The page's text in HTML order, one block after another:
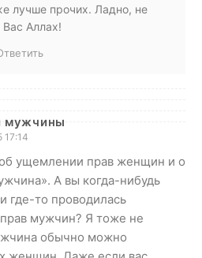
лучше прочих. Ладно, не
Аллах!
мужчины
17:14
ущемлении прав женщин и о
А вы когда-нибудь
где-то проводилась
мужчин? Я тоже не
обычно можно